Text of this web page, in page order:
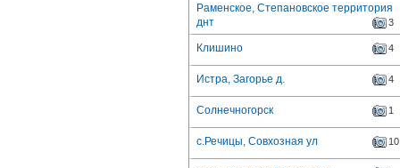
Раменское, Степановское территория
днт
3
Клишино 4
Истра, Загорье д. 4
Солнечногорск 1
с.Речицы, Совхозная ул 10